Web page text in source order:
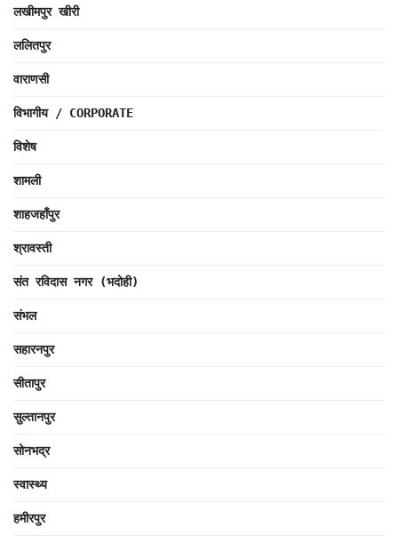
लखीमपुर खीरी
ललितपुर
वाराणसी
विभागीय / CORPORATE
विशेष
शामली
शाहजहाँपुर
श्रावस्ती
संत रविदास नगर (भदोही)
संभल
सहारनपुर
सीतापुर
सुल्तानपुर
सोनभद्र
स्वास्थ्य
हमीरपुर